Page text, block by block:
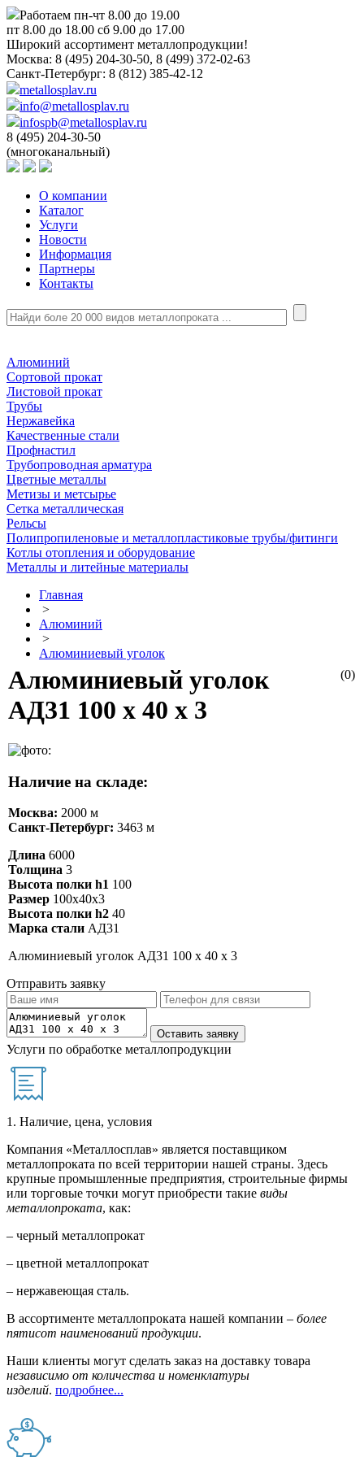
Работаем пн-чт 8.00 до 19.00
пт 8.00 до 18.00 сб 9.00 до 17.00
Широкий ассортимент металлопродукции!
Москва: 8 (495) 204-30-50, 8 (499) 372-02-63
Санкт-Петербург: 8 (812) 385-42-12
metallosplav.ru
info@metallosplav.ru
infospb@metallosplav.ru
8 (495) 204-30-50
(многоканальный)
О компании
Каталог
Услуги
Новости
Информация
Партнеры
Контакты
Алюминий
Сортовой прокат
Листовой прокат
Трубы
Нержавейка
Качественные стали
Профнастил
Трубопроводная арматура
Цветные металлы
Метизы и метсырье
Сетка металлическая
Рельсы
Полипропиленовые и металлопластиковые трубы/фитинги
Котлы отопления и оборудование
Металлы и литейные материалы
Главная
>
Алюминий
>
Алюминиевый уголок
(0)
Алюминиевый уголок
АД31 100 х 40 х 3
Наличие на складе:
Москва: 2000 м
Санкт-Петербург: 3463 м
Длина 6000
Толщина 3
Высота полки h1 100
Размер 100х40х3
Высота полки h2 40
Марка стали АД31
Алюминиевый уголок АД31 100 х 40 х 3
Отправить заявку
Услуги по обработке металлопродукции
1. Наличие, цена, условия
Компания «Металлосплав» является поставщиком
металлопроката по всей территории нашей страны. Здесь
крупные промышленные предприятия, строительные фирмы
или торговые точки могут приобрести такие виды
металлопроката, как:
– черный металлопрокат
– цветной металлопрокат
– нержавеющая сталь.
В ассортименте металлопроката нашей компании – более
пятисот наименований продукции.
Наши клиенты могут сделать заказ на доставку товара
независимо от количества и номенклатуры
изделий. подробнее...